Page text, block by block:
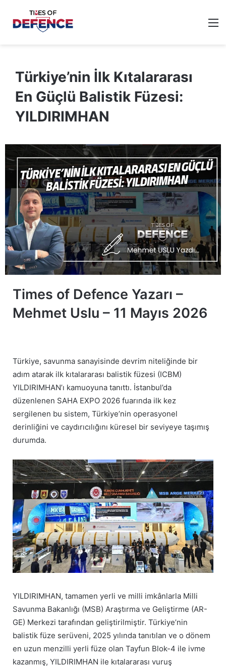
Türkiye’nin İlk Kıtalararası
En Güçlü Balistik Füzesi:
YILDIRIMHAN
Times of Defence Yazarı –
Mehmet Uslu – 11 Mayıs 2026
Türkiye, savunma sanayisinde devrim niteliğinde bir
adım atarak ilk kıtalararası balistik füzesi (ICBM)
YILDIRIMHAN’ı kamuoyuna tanıttı. İstanbul’da
düzenlenen SAHA EXPO 2026 fuarında ilk kez
sergilenen bu sistem, Türkiye’nin operasyonel
derinliğini ve caydırıcılığını küresel bir seviyeye taşımış
durumda.
YILDIRIMHAN, tamamen yerli ve milli imkânlarla Milli
Savunma Bakanlığı (MSB) Araştırma ve Geliştirme (AR-
GE) Merkezi tarafından geliştirilmiştir. Türkiye’nin
balistik füze serüveni, 2025 yılında tanıtılan ve o dönem
en uzun menzilli yerli füze olan Tayfun Blok-4 ile ivme
kazanmış, YILDIRIMHAN ile kıtalararası vuruş